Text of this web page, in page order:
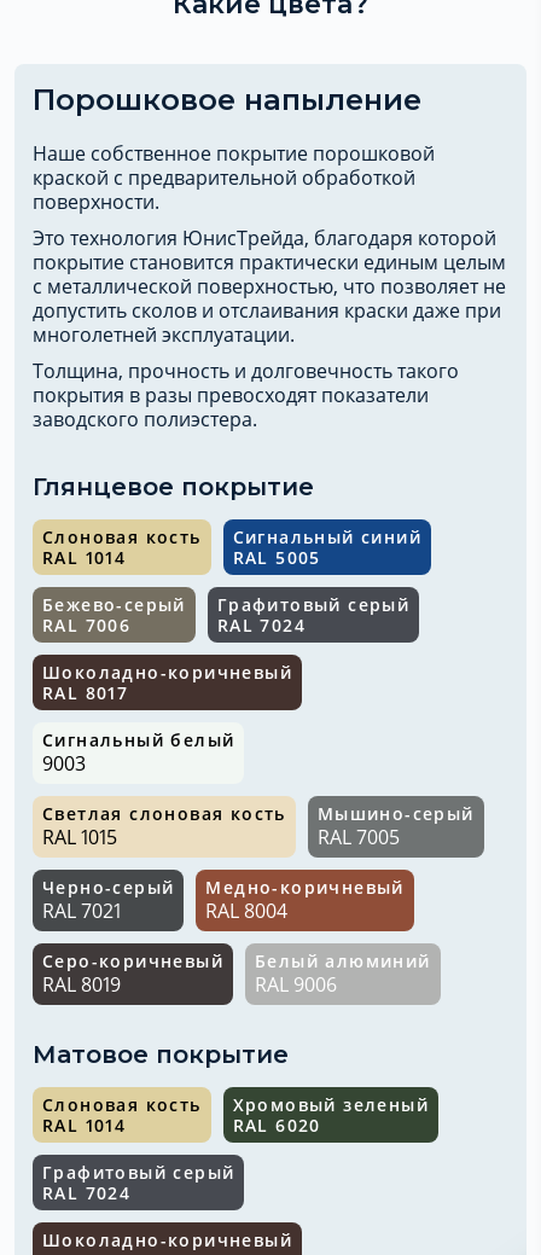
Порошковое напыление
Наше собственное покрытие порошковой
краской с предварительной обработкой
поверхности.
Это технология ЮнисТрейда, благодаря которой
покрытие становится практически единым целым
с металлической поверхностью, что позволяет не
допустить сколов и отслаивания краски даже при
многолетней эксплуатации.
Толщина, прочность и долговечность такого
покрытия в разы превосходят показатели
заводского полиэстера.
Глянцевое покрытие
Слоновая кость
RAL 1014
Сигнальный синий
RAL 5005
Бежево-серый
RAL 7006
Графитовый серый
RAL 7024
Шоколадно-коричневый
RAL 8017
Сигнальный белый
9003
Светлая слоновая кость
RAL 1015
Мышино-серый
RAL 7005
Черно-серый
RAL 7021
Медно-коричневый
RAL 8004
Серо-коричневый
RAL 8019
Белый алюминий
RAL 9006
Матовое покрытие
Слоновая кость
RAL 1014
Хромовый зеленый
RAL 6020
Графитовый серый
RAL 7024
Шоколадно-коричневый